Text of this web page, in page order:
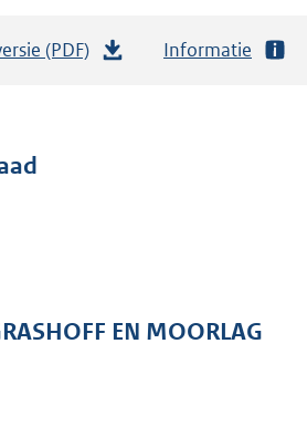
(PDF)
r
Informatie
EN MOORLAG